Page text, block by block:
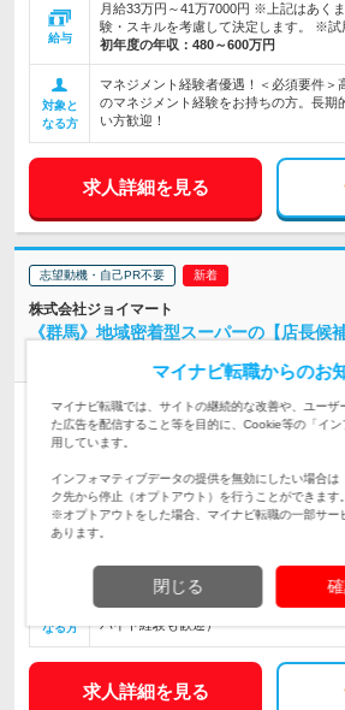
給与
月給33万円～41万7000円 ※上記はあく
験・スキルを考慮して決定します。 ※試
初年度の年収： 480～600万円
対象と
なる方
マネジメント経験者優遇！＜必須要件＞
のマネジメント経験をお持ちの方。長期
い方歓迎！
求人詳細を見る
志望動機・自己PR不要
株式会社ジョイマート
《群馬》地域密着型スーパーの【店長候
正社員 完全週休2日制 女性のおしごと掲載中
勤務地
群馬県内の各店舗 ※居住地やご希望を考
します。 【雇入れ直後】上記事業所 【
給与
月給27万3000円以上（一律手当含む）
なる方
スーパー業界経験者大歓迎！＜必須要件
転免許をお持ちの方、スーパー等での業
バイト経験も歓迎）
求人詳細を見る
マイナビ転職からのお
マイナビ転職では、サイトの継続的な改善や、ユーザ
た広告を配信すること等を目的に、Cookie等の「イン
用しています。
インフォマティブデータの提供を無効にしたい場合は
ク先から停止（オプトアウト）を行うことができます。
※オプトアウトをした場合、マイナビ転職の一部サー
あります。
閉じる